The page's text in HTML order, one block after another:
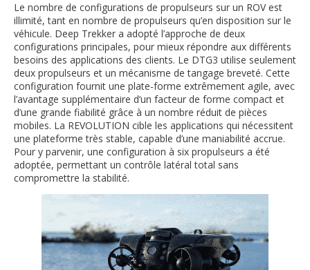
Le nombre de configurations de propulseurs sur un ROV est
illimité, tant en nombre de propulseurs qu’en disposition sur le
véhicule. Deep Trekker a adopté l’approche de deux
configurations principales, pour mieux répondre aux différents
besoins des applications des clients. Le DTG3 utilise seulement
deux propulseurs et un mécanisme de tangage breveté. Cette
configuration fournit une plate-forme extrêmement agile, avec
l’avantage supplémentaire d’un facteur de forme compact et
d’une grande fiabilité grâce à un nombre réduit de pièces
mobiles. La REVOLUTION cible les applications qui nécessitent
une plateforme très stable, capable d’une maniabilité accrue.
Pour y parvenir, une configuration à six propulseurs a été
adoptée, permettant un contrôle latéral total sans
compromettre la stabilité.